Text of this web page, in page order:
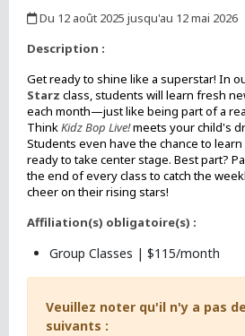
Du 12 août 2025 jusqu'au 12 mai 2026
Description :
Get ready to shine like a superstar! In
Starz class, students will learn fresh
each month—just like being part of a
ThinkKidz Bop Live!meets your child's
Students even have the chance to learn
ready to take center stage. Best part?
the end of every class to catch the
cheer on their rising stars!
Affiliation(s) obligatoire(s) :
Group Classes | $115/month
Veuillez noter qu'il n'y a pas
suivants :